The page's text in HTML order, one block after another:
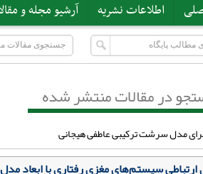
اطلاعات نشریه آرشیو مجله و
در مقالات منتشر شده
ارتباطی سیستم‌های مغزی رفتاری با ابعاد